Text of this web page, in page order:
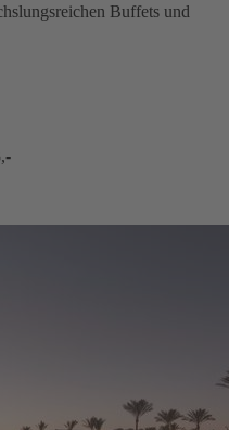
Buffets und